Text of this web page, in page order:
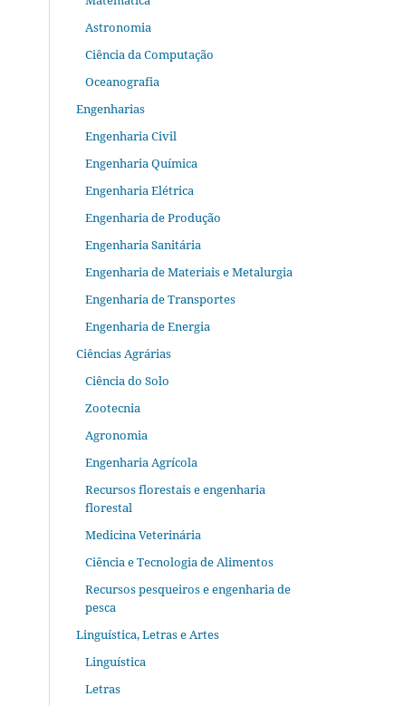
Astronomia
Ciência da Computação
Oceanografia
Engenharias
Engenharia Civil
Engenharia Química
Engenharia Elétrica
Engenharia de Produção
Engenharia Sanitária
Engenharia de Materiais e Metalurgia
Engenharia de Transportes
Engenharia de Energia
Ciências Agrárias
Ciência do Solo
Zootecnia
Agronomia
Engenharia Agrícola
Recursos florestais e engenharia
florestal
Medicina Veterinária
Ciência e Tecnologia de Alimentos
Recursos pesqueiros e engenharia de
pesca
Linguística, Letras e Artes
Linguística
Letras